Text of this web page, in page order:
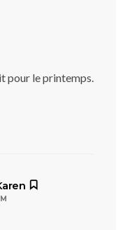
pour le printemps.